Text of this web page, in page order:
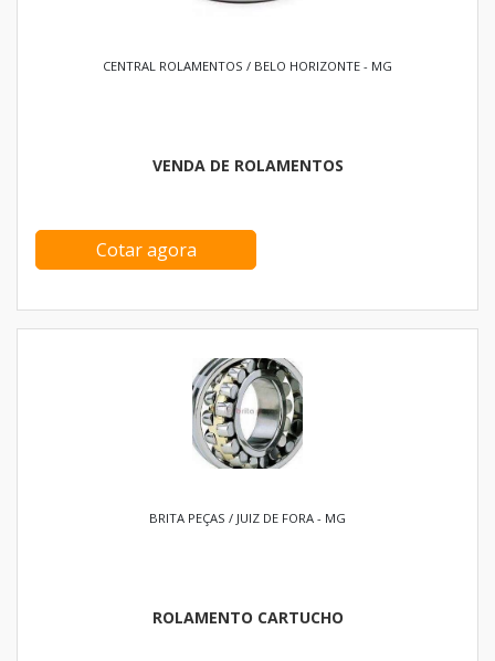
CENTRAL ROLAMENTOS / BELO HORIZONTE - MG
VENDA DE ROLAMENTOS
Cotar agora
BRITA PEÇAS / JUIZ DE FORA - MG
ROLAMENTO CARTUCHO